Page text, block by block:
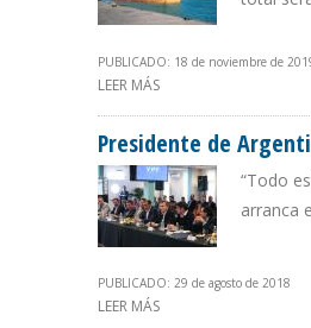
PUBLICADO: 18 de noviembre de
LEER MÁS
Presidente de
“Todo
arranca
PUBLICADO: 29 de agosto de 2018
LEER MÁS